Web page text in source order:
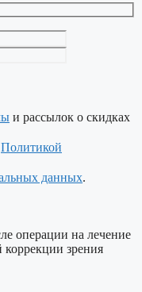
и рассылок о скидках
Политикой
данных.
операции на лечение
коррекции зрения